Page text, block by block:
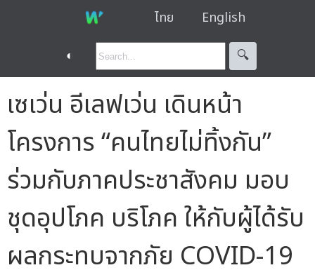
ไทย English
◐ 🔍︎
เซเว่น อีเลฟเว่น เดินหน้า
โครงการ “คนไทยไม่ทิ้งกัน”
ร่วมกับภาคประชาสังคม มอบ
ชุดอุปโภค บริโภค ให้กับผู้ได้รับ
ผลกระทบจากภัย COVID-19